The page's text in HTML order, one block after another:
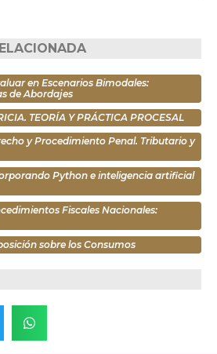
en Escenarios Bimodales:
de Abordajes
TEORÍA Y PRÁCTICA PROCESAL
y Procedimiento Penal. Tributario y
Python e inteligencia artificial
Fiscales Nacionales:
sobre los Consumos